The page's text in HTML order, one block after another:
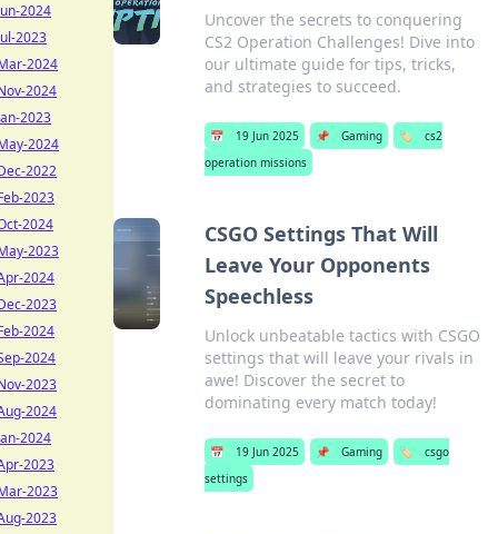
Uncover the secrets to conquering
CS2 Operation Challenges! Dive into
our ultimate guide for tips, tricks,
and strategies to succeed.
📅 19 Jun 2025 📌 Gaming 🏷️
cs2
operation missions
CSGO Settings That Will
Leave Your Opponents
Speechless
Unlock unbeatable tactics with CSGO
settings that will leave your rivals in
awe! Discover the secret to
dominating every match today!
📅 19 Jun 2025 📌 Gaming 🏷️
csgo
settings
2024
2023
2024
2024
2023
2024
2022
2023
2024
2023
2024
2023
2024
2024
2023
2024
2024
2023
2023
2023